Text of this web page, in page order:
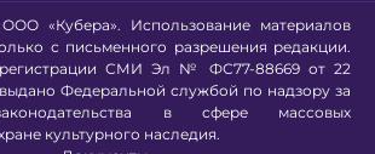
«Кубера». Использование материалов
с письменного разрешения редакции.
регистрации СМИ Эл № ФС77-88669 от 22
Федеральной службой по надзору за
в сфере массовых
культурного наследия.